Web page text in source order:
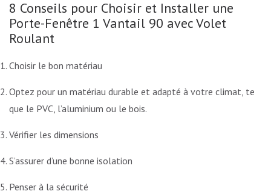
8 Conseils pour Choisir et Installer une
Porte-Fenêtre 1 Vantail 90 avec Volet
Roulant
Choisir le bon matériau
Optez pour un matériau durable et adapté à votre climat, tel
que le PVC, l’aluminium ou le bois.
Vérifier les dimensions
S’assurer d’une bonne isolation
Penser à la sécurité